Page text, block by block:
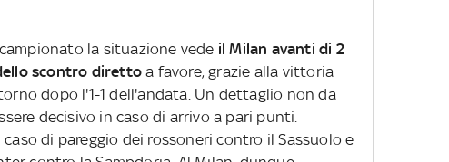
la situazione vede il Milan avanti di 2
scontro diretto a favore, grazie alla vittoria
dopo l'1-1 dell'andata. Un dettaglio non da
decisivo in caso di arrivo a pari punti.
di pareggio dei rossoneri contro il Sassuolo e